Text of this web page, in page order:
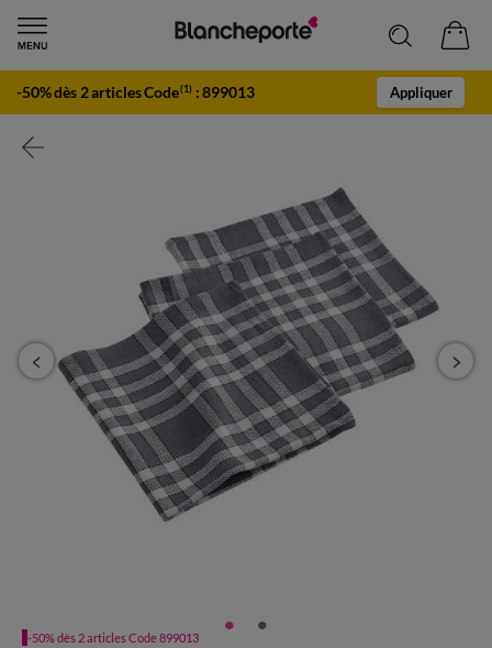
-50% dès 2 articles Code(1) :899013 Appliquer
-50% dès 2 articles Code 899013